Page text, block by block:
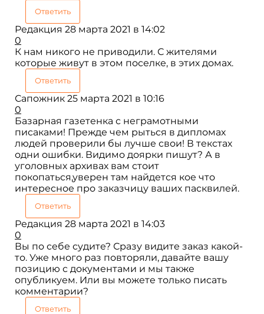
Ответить
Редакция 28 марта 2021 в 14:02
0
К нам никого не приводили. С жителями
которые живут в этом поселке, в этих домах.
Ответить
Сапожник 25 марта 2021 в 10:16
0
Базарная газетенка с неграмотными
писаками! Прежде чем рыться в дипломах
людей проверили бы лучше свои! В текстах
одни ошибки. Видимо доярки пишут? А в
уголовных архивах вам стоит
покопаться,уверен там найдется кое что
интересное про заказчицу ваших пасквилей.
Ответить
Редакция 28 марта 2021 в 14:03
0
Вы по себе судите? Сразу видите заказ какой-
то. Уже много раз повторяли, давайте вашу
позицию с документами и мы также
опубликуем. Или вы можете только писать
комментарии?
Ответить